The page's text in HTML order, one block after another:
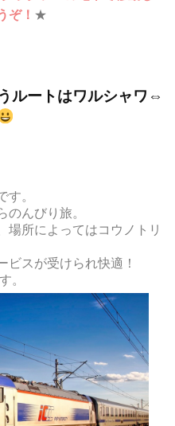
ぞ！ ★
ルートはワルシャワ⇔
す。
のんびり旅。
場所によってはコウノトリ
ビスが受けられ快適！
。